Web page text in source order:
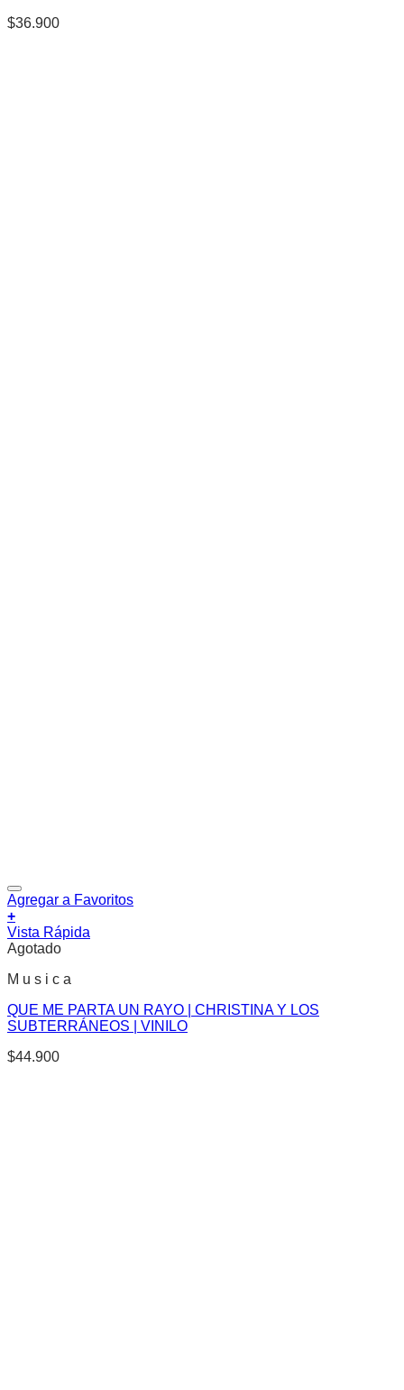
$36.900
Agregar a Favoritos
+
Vista Rápida
Agotado
M u s i c a
QUE ME PARTA UN RAYO | CHRISTINA Y LOS
SUBTERRÁNEOS | VINILO
$44.900